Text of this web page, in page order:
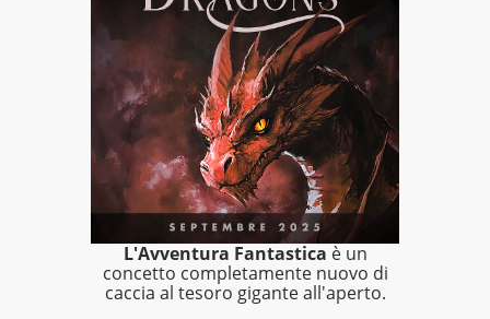
L'Avventura Fantastica è un
concetto completamente nuovo di
caccia al tesoro gigante all'aperto.